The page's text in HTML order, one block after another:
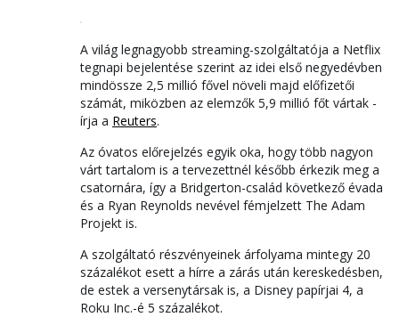
A világ legnagyobb streaming-szolgáltatója a Netflix
tegnapi bejelentése szerint az idei első negyedévben
mindössze 2,5 millió fővel növeli majd előfizetői
számát, miközben az elemzők 5,9 millió főt vártak -
írja a Reuters.
Az óvatos előrejelzés egyik oka, hogy több nagyon
várt tartalom is a tervezettnél később érkezik meg a
csatornára, így a Bridgerton-család következő évada
és a Ryan Reynolds nevével fémjelzett The Adam
Projekt is.
A szolgáltató részvényeinek árfolyama mintegy 20
százalékot esett a hírre a zárás után kereskedésben,
de estek a versenytársak is, a Disney papírjai 4, a
Roku Inc.-é 5 százalékot.